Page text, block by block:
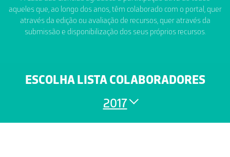
aqueles que, ao longo dos anos, têm colaborado com o portal, quer
através da edição ou avaliação de recursos, quer através da
submissão e disponibilização dos seus próprios recursos.
ESCOLHA LISTA COLABORADORES
2017